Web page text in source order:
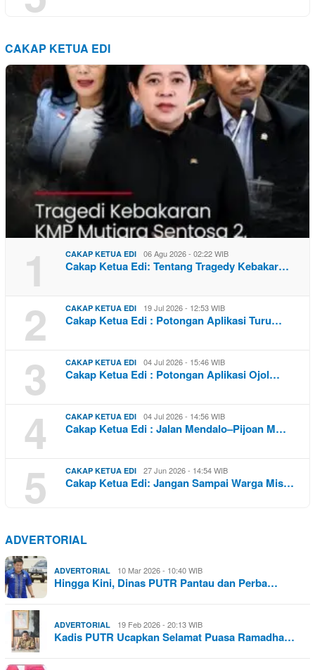
CAKAP KETUA EDI
1 CAKAP KETUA EDI 06 Agu 2026 - 02:22 WIB
Cakap Ketua Edi: Tentang Tragedy Kebakar…
2 CAKAP KETUA EDI 19 Jul 2026 - 12:53 WIB
Cakap Ketua Edi : Potongan Aplikasi Turu…
3 CAKAP KETUA EDI 04 Jul 2026 - 15:46 WIB
Cakap Ketua Edi : Potongan Aplikasi Ojol…
4 CAKAP KETUA EDI 04 Jul 2026 - 14:56 WIB
Cakap Ketua Edi : Jalan Mendalo–Pijoan M…
5 CAKAP KETUA EDI 27 Jun 2026 - 14:54 WIB
Cakap Ketua Edi: Jangan Sampai Warga Mis…
ADVERTORIAL
ADVERTORIAL 10 Mar 2026 - 10:40 WIB
Hingga Kini, Dinas PUTR Pantau dan Perba…
ADVERTORIAL 19 Feb 2026 - 20:13 WIB
Kadis PUTR Ucapkan Selamat Puasa Ramadha…